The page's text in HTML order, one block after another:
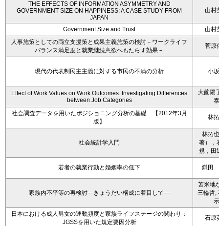
THE EFFECTS OF INFORMATION ASYMMETRY AND
GOVERNMENT SIZE ON HAPPINESS: A CASE STUDY FROM
JAPAN
山村
Government Size and Trust
山村
人事施策としての両立支援策と成果主義施策の検討－ワークライフ
バランス満足度と就業継続意欲へもたらす効果－
菅原
現代の代表制民主主義に対する市民の不満の分析 小
Effect of Work Values on Work Outcomes: Investigating Differences
between Job Categories
大薗陽
泰
社会調査データを用いたポジショニング分析の基礎 【2012年3月
版】
林
社会統計学入門
林拓
著），
規，田
若者の就業行動と婚姻率の低下 鎌田
家族内不平等の再検討―きょうだい構成に着目して―
苫米地
三輪哲,
示
日本における成人男女の運動頻度と家族ライフステージの関わり：
JGSSを用いた規定要因分析
石原